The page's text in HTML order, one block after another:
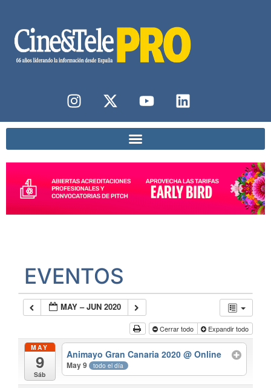
EVENTOS
MAY – JUN 2020
Cerrar todo Expandir todo
MAY
9
Sáb
Animayo Gran Canaria 2020@ Online
May 9 todo el día